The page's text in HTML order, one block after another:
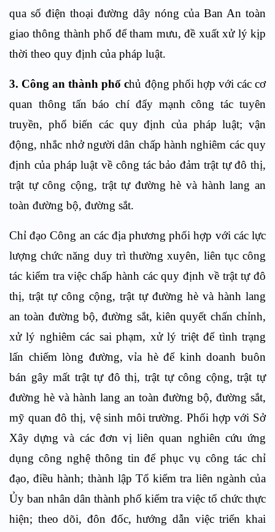
qua số điện thoại đường dây nóng của Ban An toàn
giao thông thành phố để tham mưu, đề xuất xử lý kịp
thời theo quy định của pháp luật.
3. Công an thành phố chủ động phối hợp với các cơ
quan thông tấn báo chí đẩy mạnh công tác tuyên
truyền, phổ biến các quy định của pháp luật; vận
động, nhắc nhở người dân chấp hành nghiêm các quy
định của pháp luật về công tác bảo đảm trật tự đô thị,
trật tự công cộng, trật tự đường hè và hành lang an
toàn đường bộ, đường sắt.
Chỉ đạo Công an các địa phương phối hợp với các lực
lượng chức năng duy trì thường xuyên, liên tục công
tác kiểm tra việc chấp hành các quy định về trật tự đô
thị, trật tự công cộng, trật tự đường hè và hành lang
an toàn đường bộ, đường sắt, kiên quyết chấn chỉnh,
xử lý nghiêm các sai phạm, xử lý triệt để tình trạng
lấn chiếm lòng đường, vỉa hè để kinh doanh buôn
bán gây mất trật tự đô thị, trật tự công cộng, trật tự
đường hè và hành lang an toàn đường bộ, đường sắt,
mỹ quan đô thị, vệ sinh môi trường. Phối hợp với Sở
Xây dựng và các đơn vị liên quan nghiên cứu ứng
dụng công nghệ thông tin để phục vụ công tác chỉ
đạo, điều hành; thành lập Tổ kiểm tra liên ngành của
Ủy ban nhân dân thành phố kiểm tra việc tổ chức thực
hiện; theo dõi, đôn đốc, hướng dẫn việc triển khai